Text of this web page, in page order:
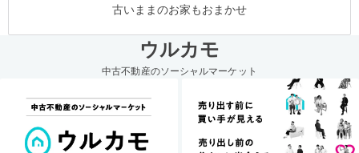
古いままのお家もおまかせ
ウルカモ
中古不動産のソーシャルマーケット